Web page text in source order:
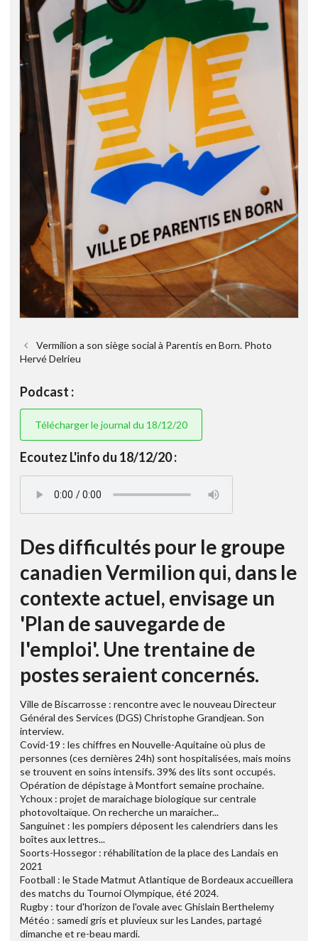
Vermilion a son siège social à Parentis en Born. Photo
Hervé Delrieu
Podcast :
Télécharger le journal du 18/12/20
Ecoutez L'info du 18/12/20 :
Des difficultés pour le groupe
canadien Vermilion qui, dans le
contexte actuel, envisage un
'Plan de sauvegarde de
l'emploi'. Une trentaine de
postes seraient concernés.
Ville de Biscarrosse : rencontre avec le nouveau Directeur
Général des Services (DGS) Christophe Grandjean. Son
interview.
Covid-19 : les chiffres en Nouvelle-Aquitaine où plus de
personnes (ces dernières 24h) sont hospitalisées, mais moins
se trouvent en soins intensifs. 39% des lits sont occupés.
Opération de dépistage à Montfort semaine prochaine.
Ychoux : projet de maraichage biologique sur centrale
photovoltaïque. On recherche un maraicher...
Sanguinet : les pompiers déposent les calendriers dans les
boîtes aux lettres...
Soorts-Hossegor : réhabilitation de la place des Landais en
2021
Football : le Stade Matmut Atlantique de Bordeaux accueillera
des matchs du Tournoi Olympique, été 2024.
Rugby : tour d'horizon de l'ovale avec Ghislain Berthelemy
Météo : samedi gris et pluvieux sur les Landes, partagé
dimanche et re-beau mardi.